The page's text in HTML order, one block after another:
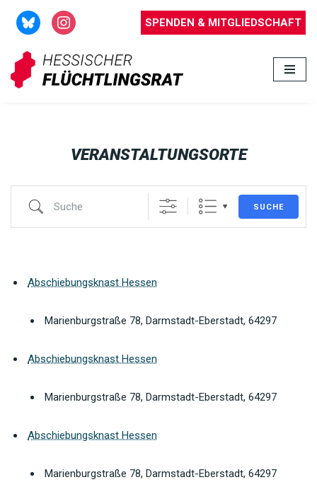
Zum
Inhalt
springen
SPENDEN & MITGLIEDSCHAFT
VERANSTALTUNGSORTE
SUCHE
Abschiebungsknast Hessen
Marienburgstraße 78, Darmstadt-Eberstadt, 64297
Abschiebungsknast Hessen
Marienburgstraße 78, Darmstadt-Eberstadt, 64297
Abschiebungsknast Hessen
Marienburgstraße 78, Darmstadt-Eberstadt, 64297